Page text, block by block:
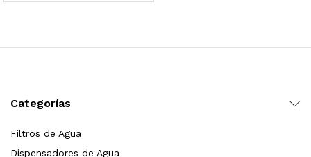
Categorías
Filtros de Agua
Dispensadores de Agua
Esterilizador UV 25 Watts 4 Pines
Cafetera (Cartucho de Repuesto)